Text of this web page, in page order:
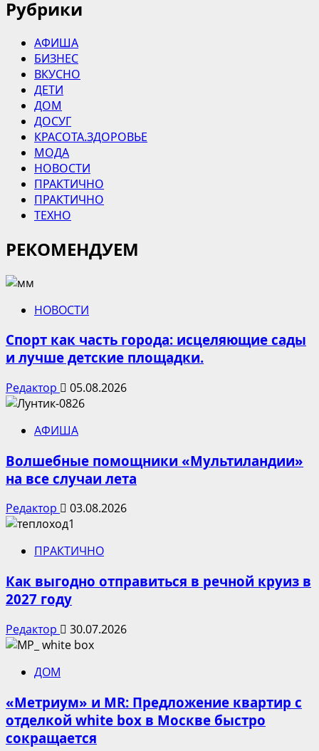
Рубрики
АФИША
БИЗНЕС
ВКУСНО
ДЕТИ
ДОМ
ДОСУГ
КРАСОТА.ЗДОРОВЬЕ
МОДА
НОВОСТИ
ПРАКТИЧНО
ПРАКТИЧНО
ТЕХНО
РЕКОМЕНДУЕМ
НОВОСТИ
Спорт как часть города: исцеляющие сады
и лучше детские площадки.
Редактор 05.08.2026
АФИША
Волшебные помощники «Мультиландии»
на все случаи лета
Редактор 03.08.2026
ПРАКТИЧНО
Как выгодно отправиться в речной круиз в
2027 году
Редактор 30.07.2026
ДОМ
«Метриум» и MR: Предложение квартир с
отделкой white box в Москве быстро
сокращается